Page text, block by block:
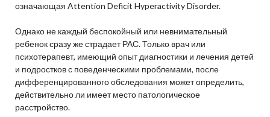
означающая Attention Deficit Hyperactivity Disorder.
Однако не каждый беспокойный или невнимательный
ребенок сразу же страдает РАС. Только врач или
психотерапевт, имеющий опыт диагностики и лечения детей
и подростков с поведенческими проблемами, после
дифференцированного обследования может определить,
действительно ли имеет место патологическое
расстройство.